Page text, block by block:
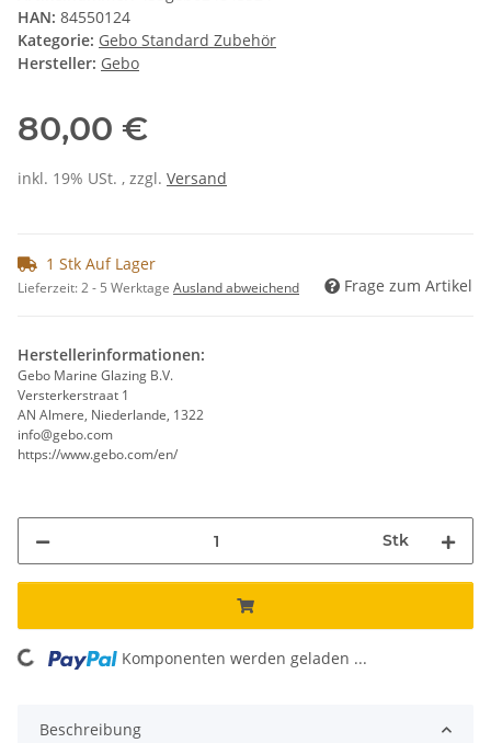
HAN: 84550124
Kategorie: Gebo Standard Zubehör
Hersteller: Gebo
80,00 €
inkl. 19% USt. , zzgl. Versand
1 Stk Auf Lager
Lieferzeit:2 - 5 Werktage Ausland abweichend Frage zum Artikel
Herstellerinformationen:
Gebo Marine Glazing B.V.
Versterkerstraat 1
AN Almere, Niederlande, 1322
info@gebo.com
https://www.gebo.com/en/
Stk
Loading... Komponenten werden geladen ...
Beschreibung